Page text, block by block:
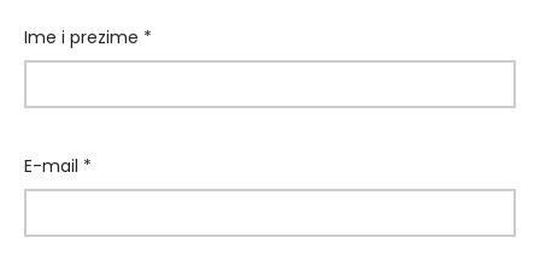
Ime i prezime *
E-mail *